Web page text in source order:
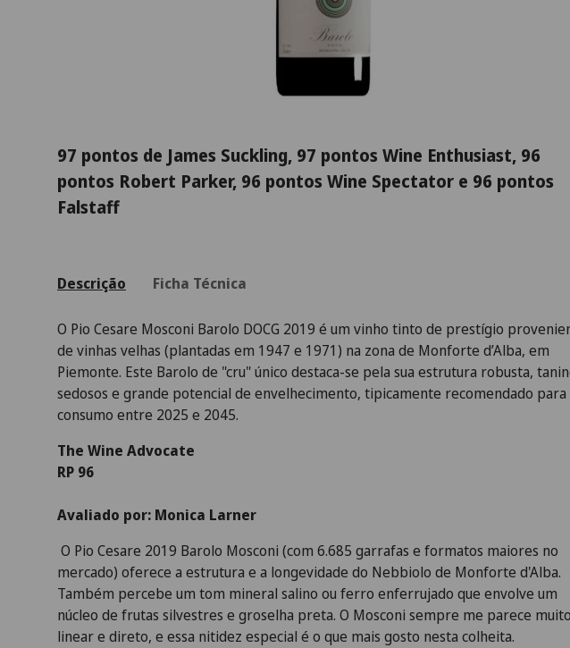
97 pontos de James Suckling, 97 pontos Wine Enthusiast, 96
pontos Robert Parker, 96 pontos Wine Spectator e 96 pontos
Falstaff
Descrição Ficha Técnica
O Pio Cesare Mosconi Barolo DOCG 2019 é um vinho tinto de prestígio
de vinhas velhas (plantadas em 1947 e 1971) na zona de Monforte d’Alba, em
Piemonte. Este Barolo de "cru" único destaca-se pela sua estrutura robusta,
sedosos e grande potencial de envelhecimento, tipicamente recomendado para
consumo entre 2025 e 2045.
The Wine Advocate
RP 96
Avaliado por: Monica Larner
O Pio Cesare 2019 Barolo Mosconi (com 6.685 garrafas e formatos maiores no
mercado) oferece a estrutura e a longevidade do Nebbiolo de Monforte d'Alba.
Também percebe um tom mineral salino ou ferro enferrujado que envolve um
núcleo de frutas silvestres e groselha preta. O Mosconi sempre me parece muito
linear e direto, e essa nitidez especial é o que mais gosto nesta colheita.